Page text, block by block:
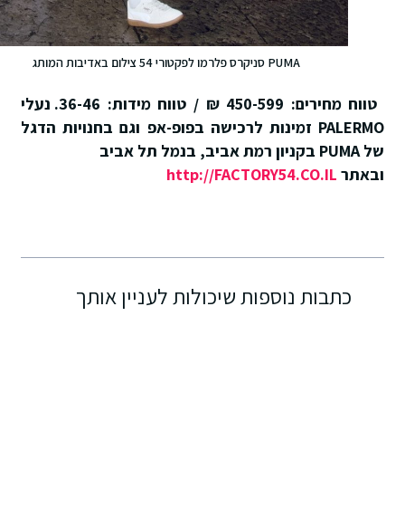
PUMA סניקרס פלרמו לפקטורי 54 צילום באדיבות המותג
טווח מחירים: 450-599 ₪ / טווח מידות: 36-46. נעלי
PALERMOזמינות לרכישה בפופ-אפ וגם בחנויות הדגל
שלPUMAבקניון רמת אביב, בנמל תל אביב
ובאתרhttp://FACTORY54.CO.IL
כתבות נוספות שיכולות לעניין אותך